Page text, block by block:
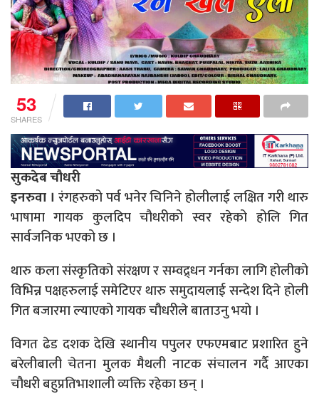
53
SHARES
सुकदेब चौधरी
इनरुवा । रंगहरुको पर्व भनेर चिनिने होलीलाई लक्षित गरी थारु
भाषामा गायक कुलदिप चौधरीको स्वर रहेको होलि गित
सार्वजनिक भएको छ ।
थारु कला संस्कृतिको संरक्षण र सम्वद्र्धन गर्नका लागि होलीको
विभिन्न पक्षहरुलाई समेटिएर थारु समुदायलाई सन्देश दिने होली
गित बजारमा ल्याएको गायक चौधरीले बाताउनु भयो ।
विगत ढेड दशक देखि स्थानीय पपुलर एफएमबाट प्रशारित हुने
बरेलीबाली चेतना मुलक मैथली नाटक संचालन गर्दै आएका
चौधरी बहुप्रतिभाशाली व्यक्ति रहेका छन् ।